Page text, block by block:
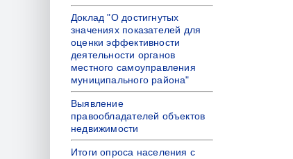
Доклад "О достигнутых
значениях показателей для
оценки эффективности
деятельности органов
местного самоуправления
муниципального района"
Выявление
правообладателей объектов
недвижимости
Итоги опроса населения с